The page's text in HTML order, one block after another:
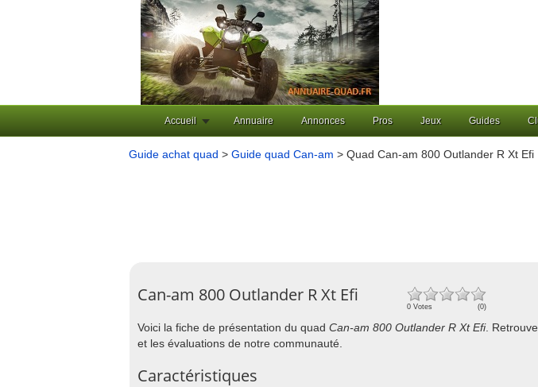
Accueil Annuaire Annonces Pros Jeux Guides
Guide achat quad > Guide quad Can-am > Quad Can-am 800 Outlander R Xt Efi
Can-am 800 Outlander R Xt Efi
0 Votes (0)
Voici la fiche de présentation du quad Can-am 800 Outlander R Xt Efi.
et les évaluations de notre communauté.
Caractéristiques